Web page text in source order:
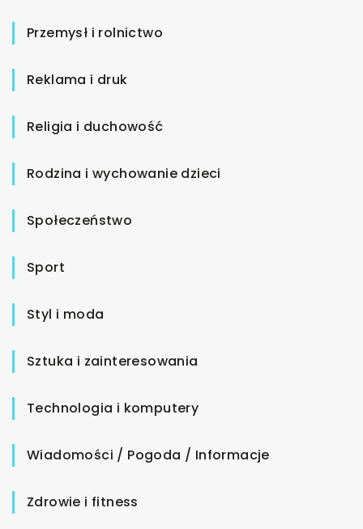
Przemysł i rolnictwo
Reklama i druk
Religia i duchowość
Rodzina i wychowanie dzieci
Społeczeństwo
Sport
Styl i moda
Sztuka i zainteresowania
Technologia i komputery
Wiadomości / Pogoda / Informacje
Zdrowie i fitness